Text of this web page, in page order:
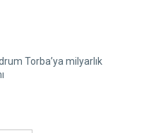
Torba’ya milyarlık